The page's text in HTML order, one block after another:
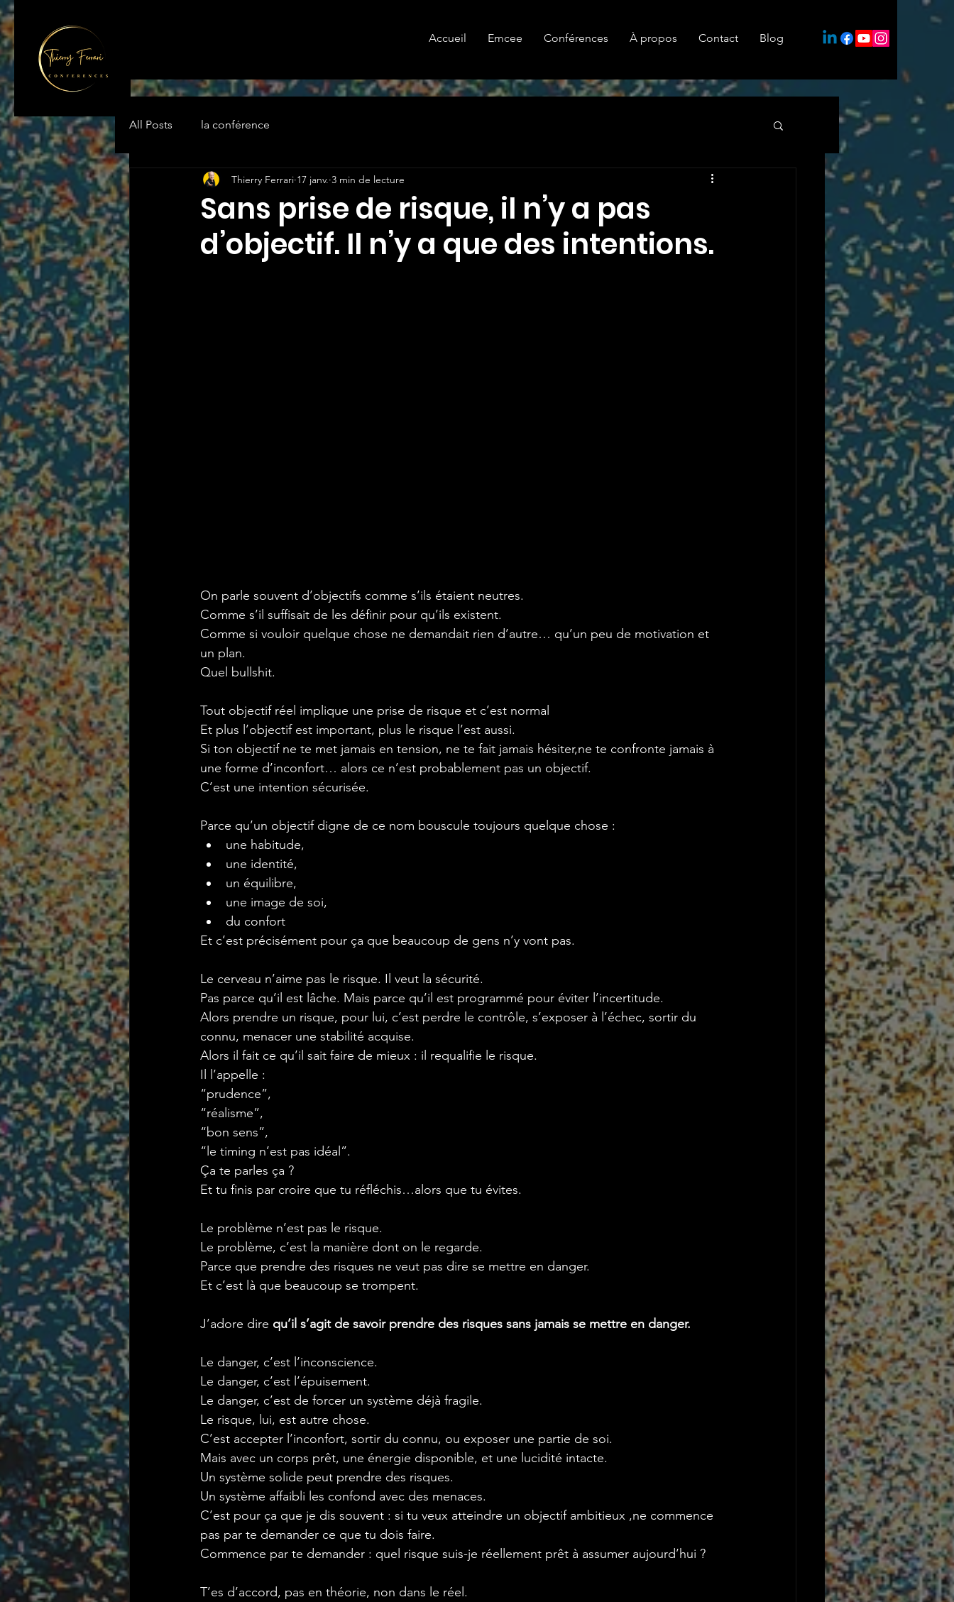
Accueil Emcee Conférences À propos Contact Blog
All Posts la conférence
Sans prise de risque, il n’y a pas
d’objectif. Il n’y a que des intentions.
Thierry Ferrari 17 janv. 3 min de lecture
On parle souvent d’objectifs comme s’ils étaient neutres.
Comme s’il suffisait de les définir pour qu’ils existent.
Comme si vouloir quelque chose ne demandait rien d’autre… qu’un peu de motivation et
un plan.
Quel bullshit.
Tout objectif réel implique une prise de risque et c’est normal
Et plus l’objectif est important, plus le risque l’est aussi.
Si ton objectif ne te met jamais en tension, ne te fait jamais hésiter,ne te confronte jamais à
une forme d’inconfort… alors ce n’est probablement pas un objectif.
C’est une intention sécurisée.
Parce qu’un objectif digne de ce nom bouscule toujours quelque chose :
une habitude,
une identité,
un équilibre,
une image de soi,
du confort
Et c’est précisément pour ça que beaucoup de gens n’y vont pas.
Le cerveau n’aime pas le risque. Il veut la sécurité.
Pas parce qu’il est lâche. Mais parce qu’il est programmé pour éviter l’incertitude.
Alors prendre un risque, pour lui, c’est perdre le contrôle, s’exposer à l’échec, sortir du
connu, menacer une stabilité acquise.
Alors il fait ce qu’il sait faire de mieux : il requalifie le risque.
Il l’appelle :
“prudence”,
“réalisme”,
“bon sens”,
“le timing n’est pas idéal”.
Ça te parles ça ?
Et tu finis par croire que tu réfléchis…alors que tu évites.
Le problème n’est pas le risque.
Le problème, c’est la manière dont on le regarde.
Parce que prendre des risques ne veut pas dire se mettre en danger.
Et c’est là que beaucoup se trompent.
J’adore dire qu’il s’agit de savoir prendre des risques sans jamais se mettre en danger.
Le danger, c’est l’inconscience.
Le danger, c’est l’épuisement.
Le danger, c’est de forcer un système déjà fragile.
Le risque, lui, est autre chose.
C’est accepter l’inconfort, sortir du connu, ou exposer une partie de soi.
Mais avec un corps prêt, une énergie disponible, et une lucidité intacte.
Un système solide peut prendre des risques.
Un système affaibli les confond avec des menaces.
C’est pour ça que je dis souvent : si tu veux atteindre un objectif ambitieux ,ne commence
pas par te demander ce que tu dois faire.
Commence par te demander : quel risque suis-je réellement prêt à assumer aujourd’hui ?
T’es d’accord, pas en théorie, non dans le réel.